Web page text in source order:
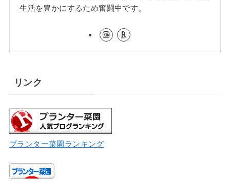
生活を豊かにするため奮闘中です。
リンク
プランター菜園ランキング